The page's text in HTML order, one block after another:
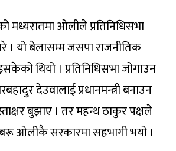
मध्यरातमा ओलीले प्रतिनिधिसभा
। यो बेलासम्म जसपा राजनीतिक
थियो । प्रतिनिधिसभा जोगाउन
देउवालाई प्रधानमन्त्री बनाउन
बुझाए । तर महन्थ ठाकुर पक्षले
ओलीकै सरकारमा सहभागी भयो ।